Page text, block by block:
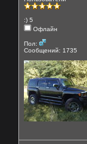
:) 5
Офлайн
Пол:
Сообщений: 1735